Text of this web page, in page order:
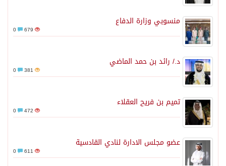
منسوبي وزارة الدفاع
679
د./ رائد بن حمد الماضي
381
تميم بن فريح العقلاء
472
عضو مجلس الادارة لنادي القادسية
611